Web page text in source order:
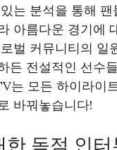
는 분석을 통해
아름다운 경기에
벌 커뮤니티의 일
든 전설적인 선수
는 모든 하이라이
바꿔놓습니다!
한 독점 인